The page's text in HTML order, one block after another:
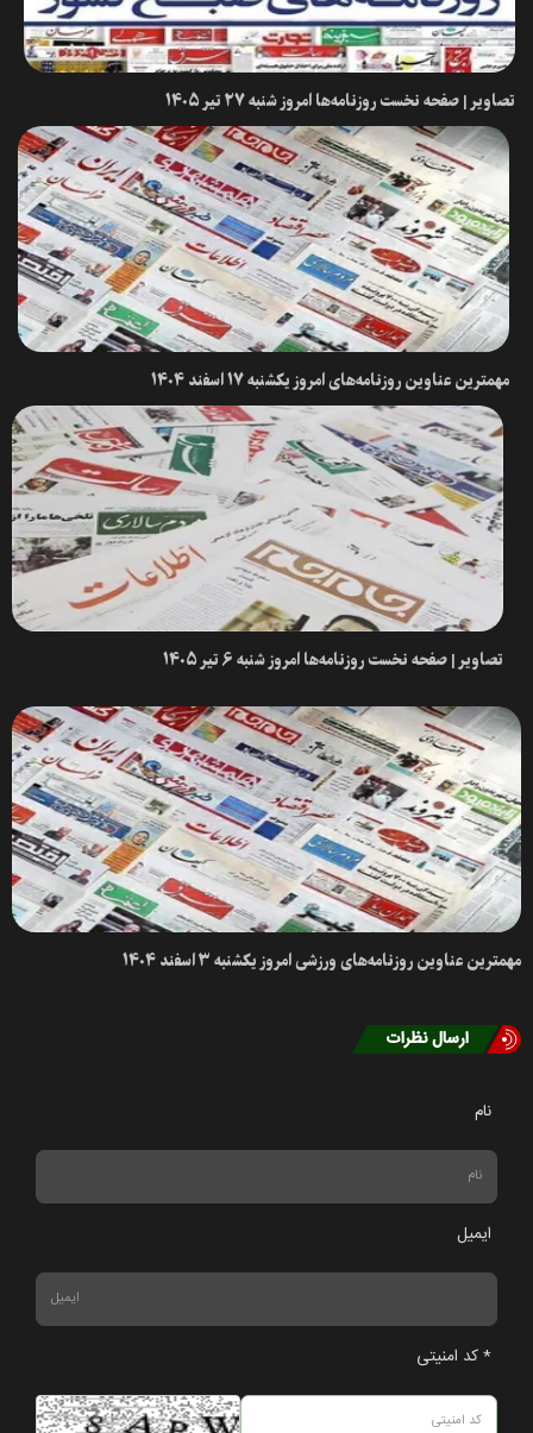
تصاویر | صفحه نخست روزنامه‌ها امروز شنبه ۲۷ تیر ۱۴۰۵
مهمترین عناوین روزنامه‌های امروز یکشنبه ۱۷ اسفند ۱۴۰۴
تصاویر | صفحه نخست روزنامه‌ها امروز شنبه ۶ تیر ۱۴۰۵
مهمترین عناوین روزنامه‌های ورزشی امروز یکشنبه ۳ اسفند ۱۴۰۴
ارسال نظرات
نام
ایمیل
* کد امنیتی